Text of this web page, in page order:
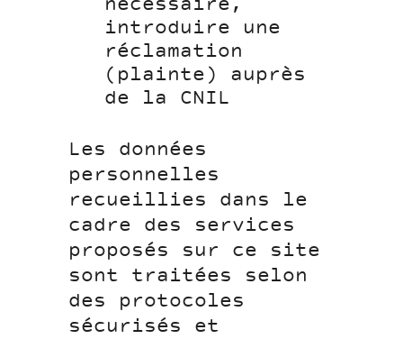
introduire une
réclamation
(plainte) auprès
de la CNIL
Les données
personnelles
recueillies dans le
cadre des services
proposés sur ce site
sont traitées selon
des protocoles
sécurisés et